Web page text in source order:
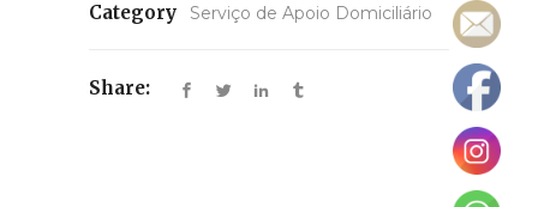
Category Serviço de Apoio Domiciliário
Share: